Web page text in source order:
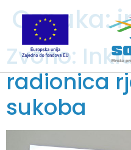
Oznaka:
Zvono:
radionica
sukoba